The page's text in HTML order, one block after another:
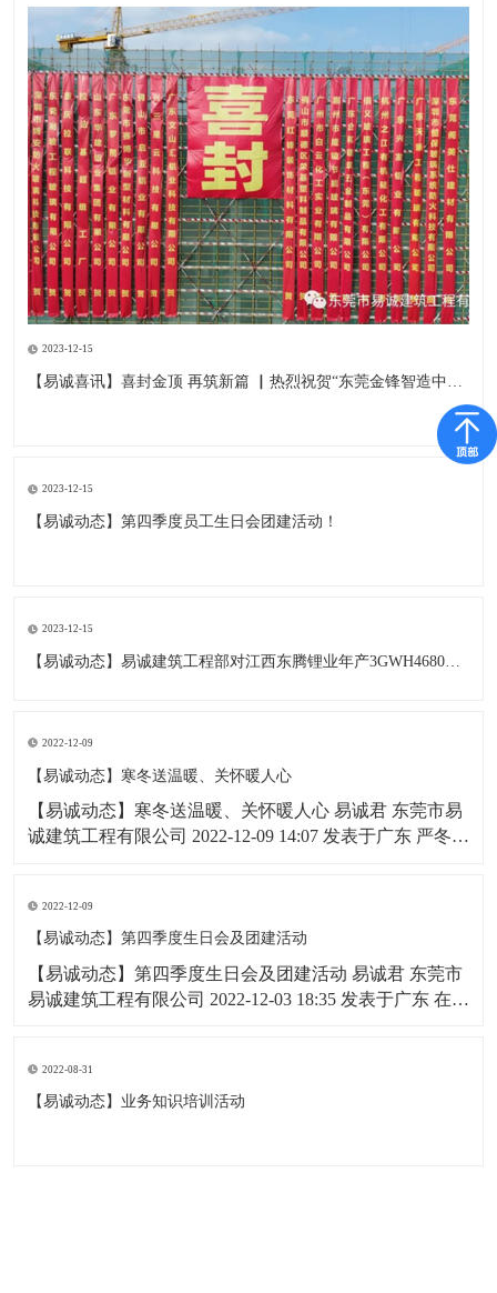
2023-12-15
2023-12-15
【易诚动态】第四季度员工生日会团建活动！
2023-12-15
【易诚动态】易诚建筑工程部对江西东腾锂业年产3GWH4680等锂电池项目开展例行检查
2022-12-09
【易诚动态】寒冬送温暖、关怀暖人心
【易诚动态】寒冬送温暖、关怀暖人心 易诚君 东莞市易
诚建筑工程有限公司 2022-12-09 14:07 发表于广东 严冬来
组来到贵州省铜仁市龙门坳村，开展以“寒冬送温暖，关
怀暖人心”为主题的
2022-12-09
【易诚动态】第四季度生日会及团建活动
【易诚动态】第四季度生日会及团建活动 易诚君 东莞市
易诚建筑工程有限公司 2022-12-03 18:35 发表于广东 在这
个愉快的周六，同时感谢公司对我们本次活动的大力的
支持。
2022-08-31
【易诚动态】业务知识培训活动